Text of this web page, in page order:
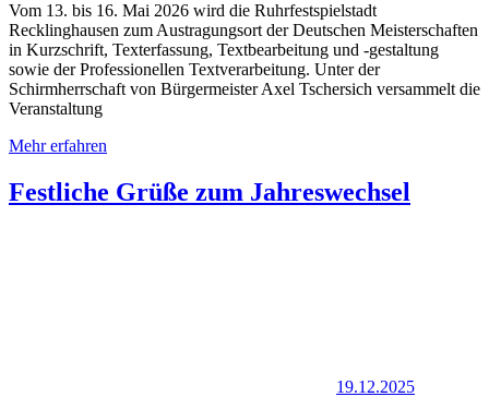
Vom 13. bis 16. Mai 2026 wird die Ruhrfestspielstadt
Recklinghausen zum Austragungsort der Deutschen Meisterschaften
in Kurzschrift, Texterfassung, Textbearbeitung und -gestaltung
sowie der Professionellen Textverarbeitung. Unter der
Schirmherrschaft von Bürgermeister Axel Tschersich versammelt die
Veranstaltung
Mehr erfahren
Festliche Grüße zum Jahreswechsel
19.12.2025